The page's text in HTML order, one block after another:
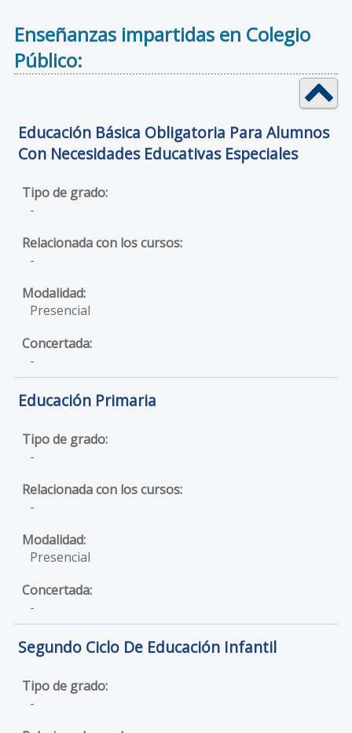
Enseñanzas impartidas en Colegio
Público:
Educación Básica Obligatoria Para Alumnos
Con Necesidades Educativas Especiales
-
-
Presencial
-
Educación Primaria
-
-
Presencial
-
Segundo Ciclo De Educación Infantil
-